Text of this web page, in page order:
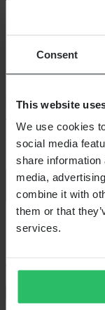
Consent
This website
We use cookies
social media
share
media,
combine it with
them or that
services.
MC-Boty
9 799,00 KčUšetříte